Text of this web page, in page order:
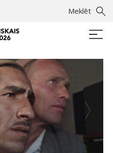
Meklēt